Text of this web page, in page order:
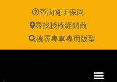
查詢電子保固
尋找授權經銷商
搜尋專車專用版型